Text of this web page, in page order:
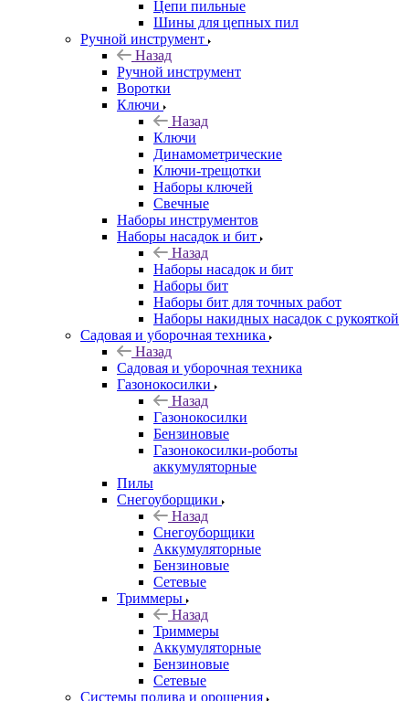
Цепи пильные
Шины для цепных пил
Ручной инструмент
Назад
Ручной инструмент
Воротки
Ключи
Назад
Ключи
Динамометрические
Ключи-трещотки
Наборы ключей
Свечные
Наборы инструментов
Наборы насадок и бит
Назад
Наборы насадок и бит
Наборы бит
Наборы бит для точных работ
Наборы накидных насадок с рукояткой
Садовая и уборочная техника
Назад
Садовая и уборочная техника
Газонокосилки
Назад
Газонокосилки
Бензиновые
Газонокосилки-роботы
аккумуляторные
Пилы
Снегоуборщики
Назад
Снегоуборщики
Аккумуляторные
Бензиновые
Сетевые
Триммеры
Назад
Триммеры
Аккумуляторные
Бензиновые
Сетевые
Системы полива и орошения